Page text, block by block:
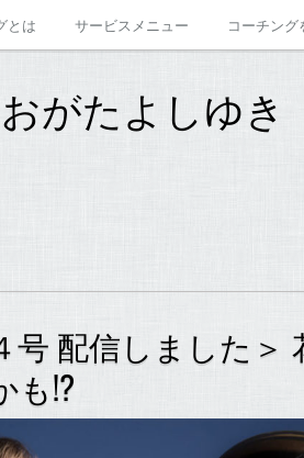
がたよしゆき
とは サービスメニュー コーチング
配信しました＞
も!?